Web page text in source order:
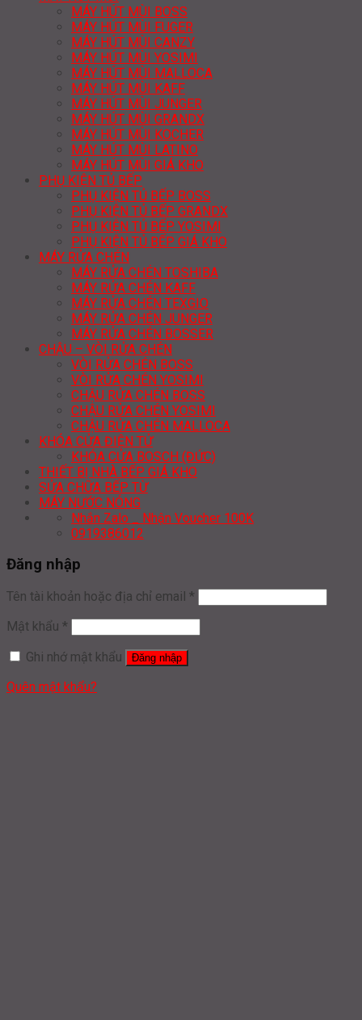
MÁY HÚT MÙI BOSS
MÁY HÚT MÙI FUGER
MÁY HÚT MÙI CANZY
MÁY HÚT MÙI YOSIMI
MÁY HÚT MÙI MALLOCA
MÁY HÚT MÙI KAFF
MÁY HÚT MÙI JUNGER
MÁY HÚT MÙI GRANDX
MÁY HÚT MÙI KOCHER
MÁY HÚT MÙI LATINO
MÁY HÚT MÙI GIÁ KHO
PHỤ KIỆN TỦ BẾP
PHỤ KIỆN TỦ BẾP BOSS
PHỤ KIỆN TỦ BẾP GRANDX
PHỤ KIỆN TỦ BẾP YOSIMI
PHỤ KIỆN TỦ BẾP GIÁ KHO
MÁY RỬA CHÉN
MÁY RỬA CHÉN TOSHIBA
MÁY RỬA CHÉN KAFF
MÁY RỬA CHÉN TEXGIO
MÁY RỬA CHÉN JUNGER
MÁY RỬA CHÉN BOSSER
CHẬU – VÒI RỬA CHÉN
VÒI RỬA CHÉN BOSS
VÒI RỬA CHÉN YOSIMI
CHẬU RỬA CHÉN BOSS
CHẬU RỬA CHÉN YOSIMI
CHẬU RỬA CHÉN MALLOCA
KHÓA CỬA ĐIỆN TỬ
KHÓA CỬA BOSCH (ĐỨC)
THIẾT BỊ NHÀ BẾP GIÁ KHO
SỬA CHỮA BẾP TỪ
MÁY NƯỚC NÓNG
Nhắn Zalo _ Nhận Voucher 100K
0919386012
Đăng nhập
Tên tài khoản hoặc địa chỉ email *
Mật khẩu *
Ghi nhớ mật khẩu
Đăng nhập
Quên mật khẩu?